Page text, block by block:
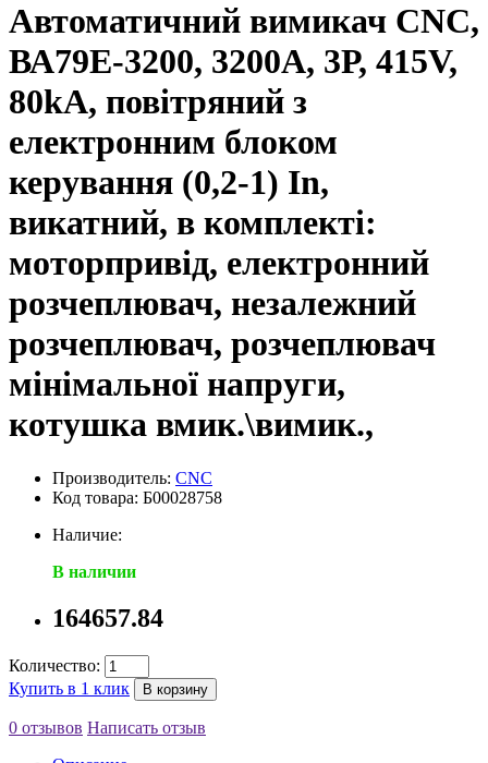
Автоматичний вимикач CNC,
ВА79Е-3200, 3200А, 3Р, 415V,
80kA, повітряний з
електронним блоком
керування (0,2-1) In,
викатний, в комплекті:
моторпривід, електронний
розчеплювач, незалежний
розчеплювач, розчеплювач
мінімальної напруги,
котушка вмик.\вимик.,
Производитель: CNC
Код товара: Б00028758
Наличие:
В наличии
164657.84
Количество:
Купить в 1 клик
В корзину
0 отзывов Написать отзыв